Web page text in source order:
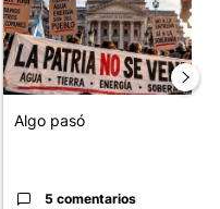
Algo pasó
5 comentarios